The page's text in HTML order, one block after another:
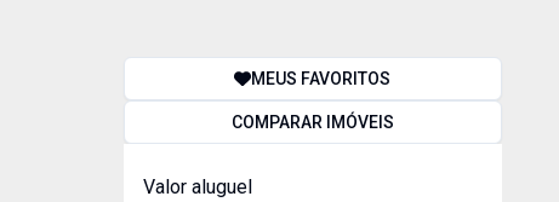
MEUS FAVORITOS
COMPARAR IMÓVEIS
Valor aluguel